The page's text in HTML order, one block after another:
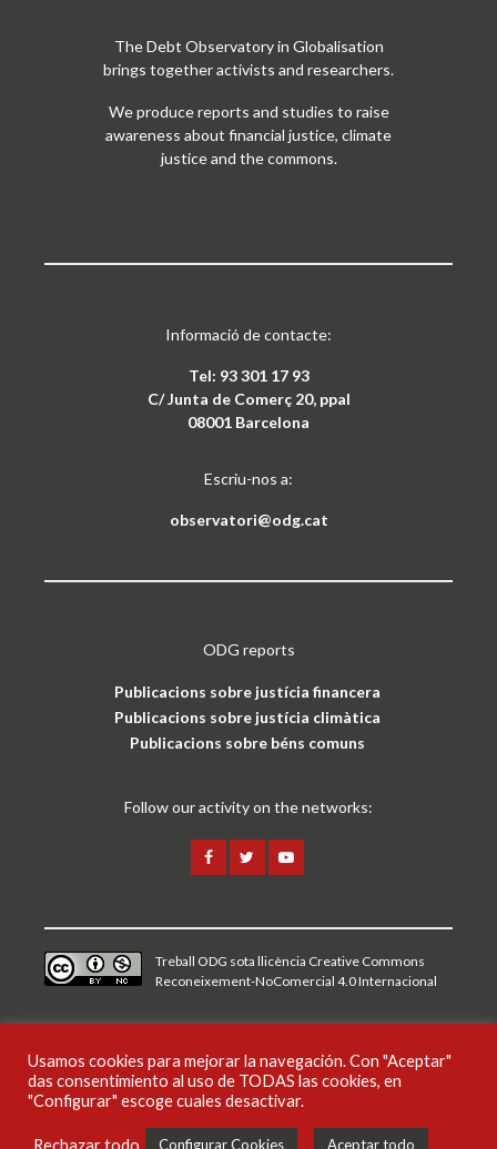
The Debt Observatory in Globalisation
brings together activists and researchers.
We produce reports and studies to raise
awareness about financial justice, climate
justice and the commons.
Informació de contacte:
Tel: 93 301 17 93
C/ Junta de Comerç 20, ppal
08001 Barcelona
Escriu-nos a:
observatori@odg.cat
ODG reports
Publicacions sobre justícia financera
Publicacions sobre justícia climàtica
Publicacions sobre béns comuns
Follow our activity on the networks:
Treball ODG sota llicència Creative Commons
Reconeixement-NoComercial 4.0 Internacional
Avís legal i política de privacitat
Usamos cookies para mejorar la navegación. Con "Aceptar"
das consentimiento al uso de TODAS las cookies, en
"Configurar" escoge cuales desactivar.
Rechazar todo Configurar Cookies Aceptar todo
CAT ESP ENG